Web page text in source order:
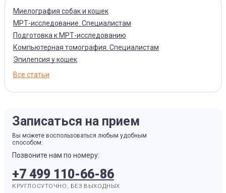
Миелография собак и кошек
МРТ-исследование. Специалистам
Подготовка к МРТ-исследованию
Компьютерная томография. Специалистам
Эпилепсия у кошек
Все статьи
Записаться на прием
Вы можете воспользоваться любым удобным
способом:
Позвоните нам по номеру:
+7 499 110-66-86
КРУГЛОСУТОЧНО, БЕЗ ВЫХОДНЫХ